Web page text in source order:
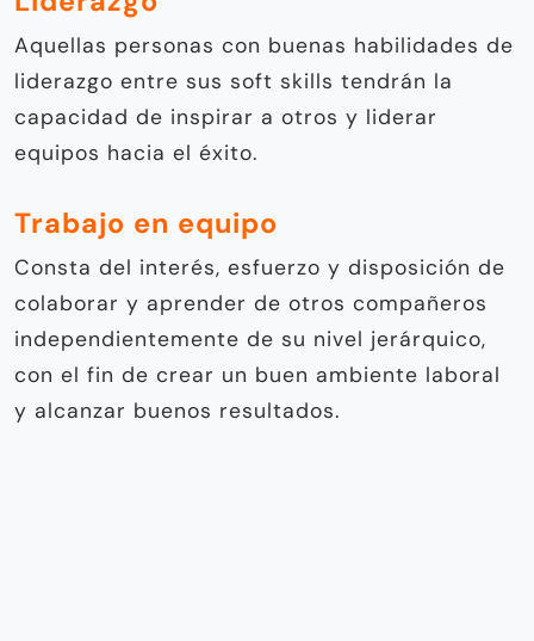
Trabajo en equipo
Consta del interés, esfuerzo y disposición de
colaborar y aprender de otros compañeros
con el fin de crear un buen ambiente laboral
y alcanzar buenos resultados.
Pensamiento crítico